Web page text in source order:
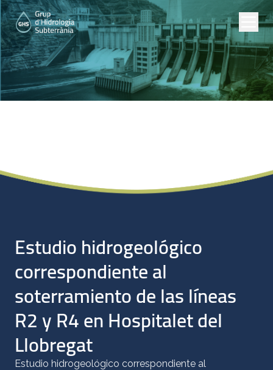
Estudio hidrogeológico
correspondiente al
soterramiento de las líneas
R2 y R4 en Hospitalet del
Llobregat
Estudio hidrogeológico correspondiente al